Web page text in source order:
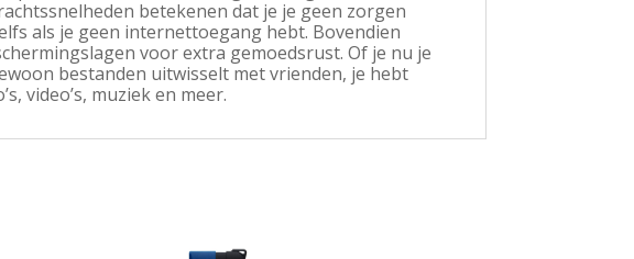
betekenen dat je je geen zorgen
als je geen internettoegang hebt. Bovendien
voor extra gemoedsrust. Of je nu je
bestanden uitwisselt met vrienden, je hebt
video’s, muziek en meer.